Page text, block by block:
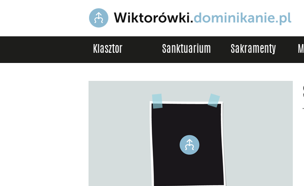
Klasztor Sanktuarium Sakramenty